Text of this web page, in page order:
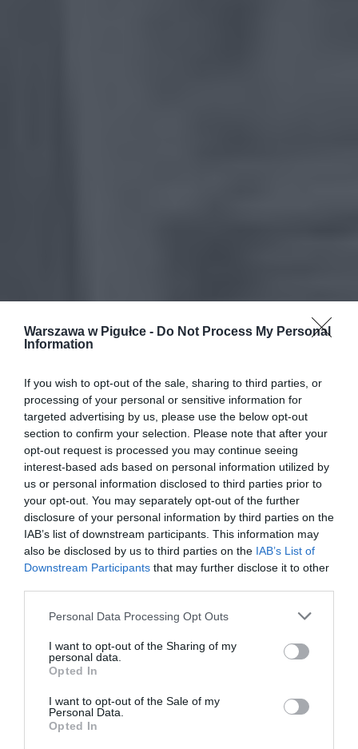
Warszawa w Pigułce - Do Not Process My Personal
Information
If you wish to opt-out of the sale, sharing to third parties, or
processing of your personal or sensitive information for
targeted advertising by us, please use the below opt-out
section to confirm your selection. Please note that after your
opt-out request is processed you may continue seeing
interest-based ads based on personal information utilized by
us or personal information disclosed to third parties prior to
your opt-out. You may separately opt-out of the further
disclosure of your personal information by third parties on the
IAB’s list of downstream participants. This information may
also be disclosed by us to third parties on the IAB’s List of
Downstream Participants that may further disclose it to other
Personal Data Processing Opt Outs
I want to opt-out of the Sharing of my
personal data.
Opted In
I want to opt-out of the Sale of my
Personal Data.
Opted In